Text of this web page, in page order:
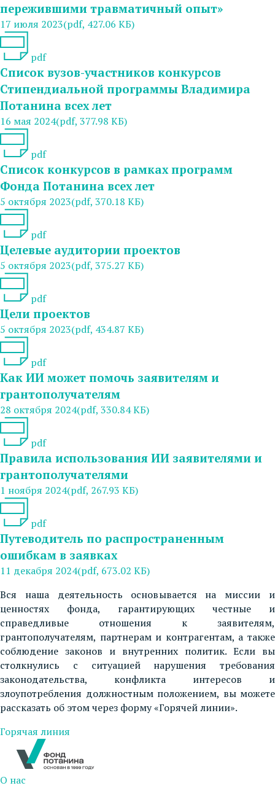
пережившими травматичный опыт»
17 июля 2023(pdf, 427.06 КБ)
pdf
Список вузов-участников конкурсов
Стипендиальной программы Владимира
Потанина всех лет
16 мая 2024(pdf, 377.98 КБ)
pdf
Список конкурсов в рамках программ
Фонда Потанина всех лет
5 октября 2023(pdf, 370.18 КБ)
pdf
Целевые аудитории проектов
5 октября 2023(pdf, 375.27 КБ)
pdf
Цели проектов
5 октября 2023(pdf, 434.87 КБ)
pdf
Как ИИ может помочь заявителям и
грантополучателям
28 октября 2024(pdf, 330.84 КБ)
pdf
Правила использования ИИ заявителями и
грантополучателями
1 ноября 2024(pdf, 267.93 КБ)
pdf
Путеводитель по распространенным
ошибкам в заявках
11 декабря 2024(pdf, 673.02 КБ)
Вся наша деятельность основывается на миссии и
ценностях фонда, гарантирующих честные и
справедливые отношения к заявителям,
грантополучателям, партнерам и контрагентам, а также
соблюдение законов и внутренних политик. Если вы
столкнулись с ситуацией нарушения требования
законодательства, конфликта интересов и
злоупотребления должностным положением, вы можете
рассказать об этом через форму «Горячей линии».
Горячая линия
О нас